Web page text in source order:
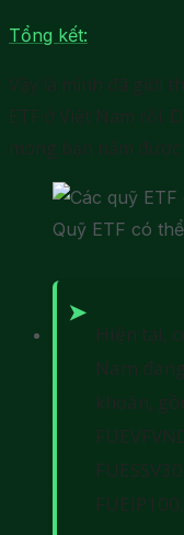
Tổng kết:
Vậy là mình đã giới
ETF ở Việt Nam rồi.
mong bạn nắm được:
Quỹ ETF có
Hiện tại,
Nam
khoán,